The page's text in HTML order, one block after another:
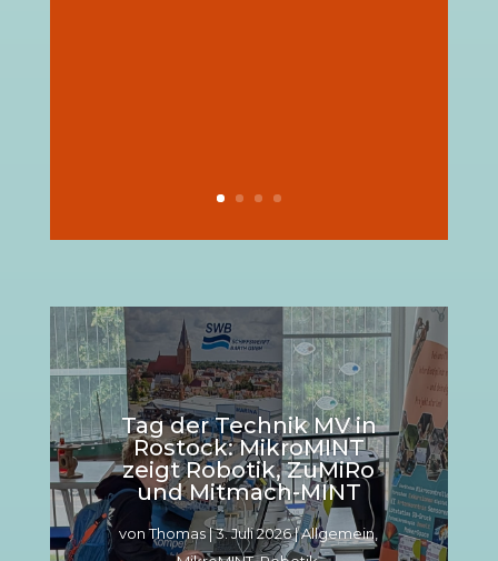
Tag der Technik MV in
Rostock: MikroMINT
zeigt Robotik, ZuMiRo
und Mitmach-MINT
vonThomas|3. Juli 2026|Allgemein